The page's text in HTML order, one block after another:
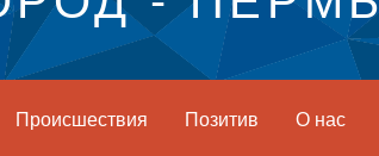
Происшествия Позитив О нас